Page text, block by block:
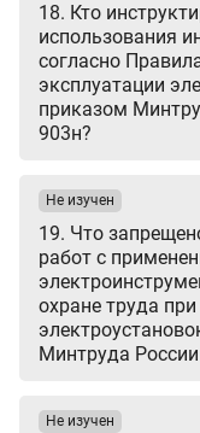
18. Кто
использования
согласно
эксплуатации
приказом
903н?
19. Что
работ с
охране труда
Минтруда
Не изучен
Не изучен